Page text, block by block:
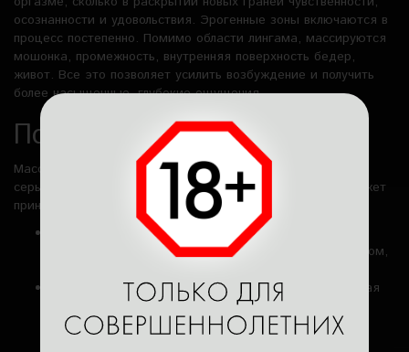
осознанности и удовольствия. Эрогенные зоны включаются в
процесс постепенно. Помимо области лингама, массируются
мошонка, промежность, внутренняя поверхность бедер,
живот. Все это позволяет усилить возбуждение и получить
более насыщенные, глубокие ощущения.
Польза подхода
Массаж лингама – не просто сексуальное удовольствие, а
серьезная телесно-эмоциональная практика, которая может
принести множество положительных эффектов:
Снятие стресса и внутреннего напряжения. Сеанс
помогает расслабиться на всех уровнях – физическом,
Улучшение эрекции и повышение либидо. Регулярная
стимуляция кровообращения и расслабление
напряженных мышц благотворно влияет на половую